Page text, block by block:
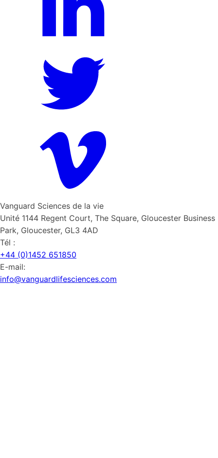
Vanguard Sciences de la vie
Unité 1144 Regent Court, The Square, Gloucester Business
Park, Gloucester, GL3 4AD
Tél :
+44 (0)1452 651850
E-mail:
info@vanguardlifesciences.com